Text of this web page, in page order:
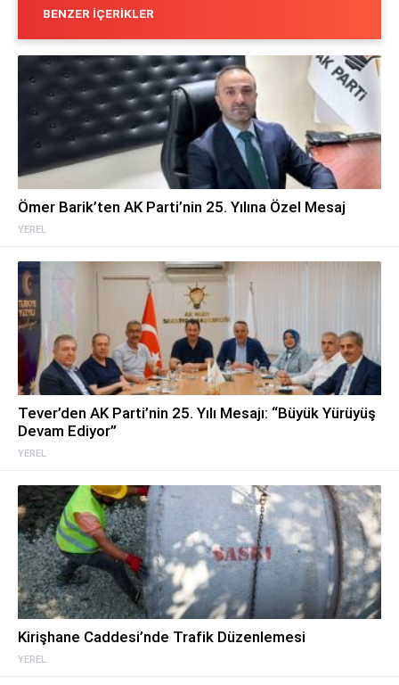
BENZER İÇERIKLER
YEREL
Ömer Barik’ten AK Parti’nin 25. Yılına Özel Mesaj
YEREL
Tever’den AK Parti’nin 25. Yılı Mesajı: “Büyük Yürüyüş
Devam Ediyor”
YEREL
Kirişhane Caddesi’nde Trafik Düzenlemesi